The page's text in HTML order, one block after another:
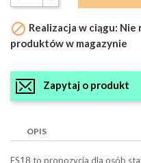
 Realizacja w ciągu:
produktów w magazynie
Zapytaj o produkt
OPIS
ES18 to propozycja dla osób